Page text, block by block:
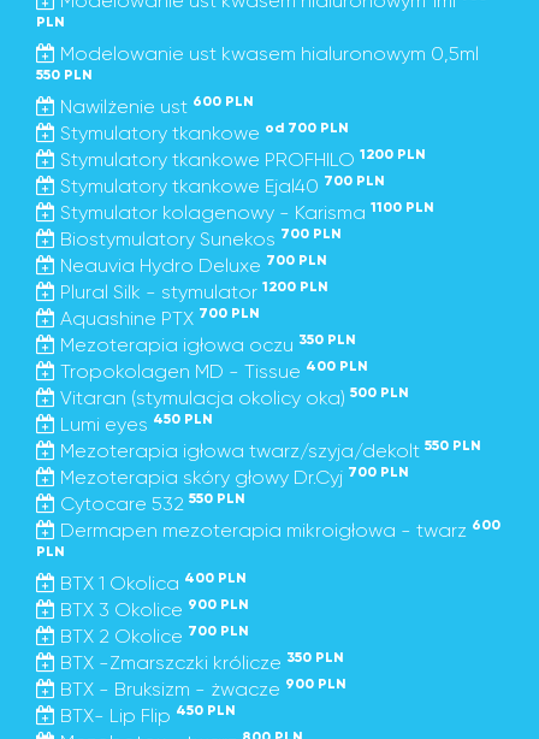
PLN
Modelowanie ust kwasem hialuronowym 0,5ml
550 PLN
Nawilżenie ust 600 PLN
Stymulatory tkankowe od 700 PLN
Stymulatory tkankowe PROFHILO 1200 PLN
Stymulatory tkankowe Ejal40 700 PLN
Stymulator kolagenowy - Karisma 1100 PLN
Biostymulatory Sunekos 700 PLN
Neauvia Hydro Deluxe 700 PLN
Plural Silk - stymulator 1200 PLN
Aquashine PTX 700 PLN
Mezoterapia igłowa oczu 350 PLN
Tropokolagen MD - Tissue 400 PLN
Vitaran (stymulacja okolicy oka) 500 PLN
Lumi eyes 450 PLN
Mezoterapia igłowa twarz/szyja/dekolt 550 PLN
Mezoterapia skóry głowy Dr.Cyj 700 PLN
Cytocare 532 550 PLN
Dermapen mezoterapia mikroigłowa - twarz 600
PLN
BTX 1 Okolica 400 PLN
BTX 3 Okolice 900 PLN
BTX 2 Okolice 700 PLN
BTX -Zmarszczki królicze 350 PLN
BTX - Bruksizm - żwacze 900 PLN
BTX- Lip Flip 450 PLN